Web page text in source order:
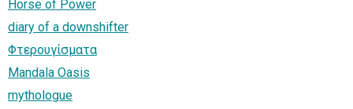
Horse of Power
diary of a downshifter
Φτερουγίσματα
Mandala Oasis
mythologue